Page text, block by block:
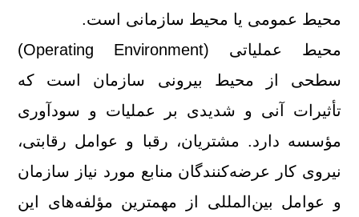
محیط عمومی یا محیط سازمانی است.
محیط عملیاتی (Operating Environment)
سطحی از محیط بیرونی سازمان است كه
تأثیرات آنی و شدیدی بر عملیات و سودآوری
مؤسسه دارد. مشتریان،‌ رقبا و عوامل رقابتی،
نیروی كار عرضه‌كنندگان منابع مورد نیاز سازمان
و عوامل بین‌المللی از مهمترین مؤلفه‌های این